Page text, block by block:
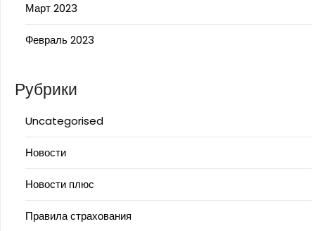
Март 2023
Февраль 2023
Рубрики
Uncategorised
Новости
Новости плюс
Правила страхования